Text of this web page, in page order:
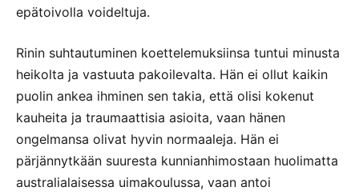
epätoivolla voideltuja.
Rinin suhtautuminen koettelemuksiinsa tuntui minusta
heikolta ja vastuuta pakoilevalta. Hän ei ollut kaikin
puolin ankea ihminen sen takia, että olisi kokenut
kauheita ja traumaattisia asioita, vaan hänen
ongelmansa olivat hyvin normaaleja. Hän ei
pärjännytkään suuresta kunnianhimostaan huolimatta
australialaisessa uimakoulussa, vaan antoi